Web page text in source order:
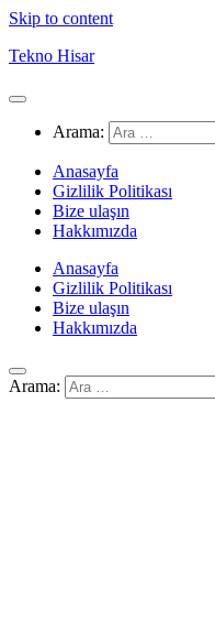
Skip to content
Tekno Hisar
Arama:
Anasayfa
Gizlilik Politikası
Bize ulaşın
Hakkımızda
Anasayfa
Gizlilik Politikası
Bize ulaşın
Hakkımızda
Arama: